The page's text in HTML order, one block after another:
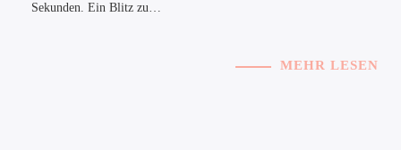
Sekunden. Ein Blitz zu…
MEHR LESEN